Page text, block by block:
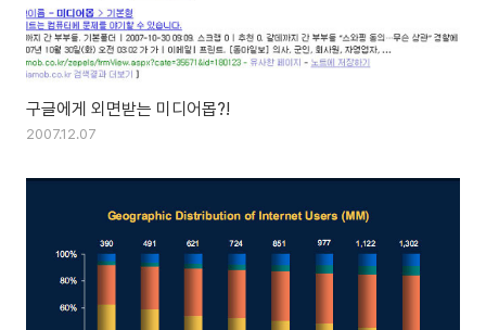
구글에게 외면받는 미디어몹?!
2007.12.07